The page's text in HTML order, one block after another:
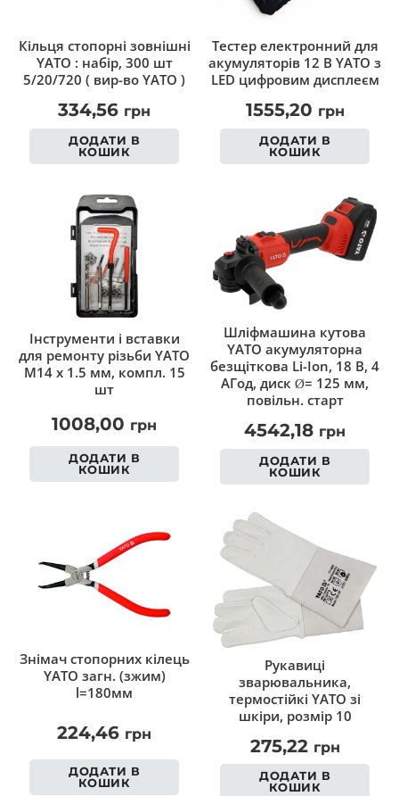
Кільця cтопорні зовнішні
YATO : набір, 300 шт
5/20/720 ( вир-во YATO )
334,56 грн
ДОДАТИ В
КОШИК
Тестер електронний для
акумуляторів 12 В YATO з
LED цифровим дисплеєм
1555,20 грн
ДОДАТИ В
КОШИК
Інструменти і вставки
для ремонту різьби YATO
М14 х 1.5 мм, компл. 15
шт
1008,00 грн
ДОДАТИ В
КОШИК
Шліфмашина кутова
YATO акумуляторна
безщіткова Li-Ion, 18 В, 4
АГод, диск Ø= 125 мм,
повільн. старт
4542,18 грн
ДОДАТИ В
КОШИК
Знімач стопорних кілець
YATO загн. (зжим)
l=180мм
224,46 грн
ДОДАТИ В
КОШИК
Рукавиці
зварювальника,
термостійкі YATO зі
шкіри, розмір 10
275,22 грн
ДОДАТИ В
КОШИК